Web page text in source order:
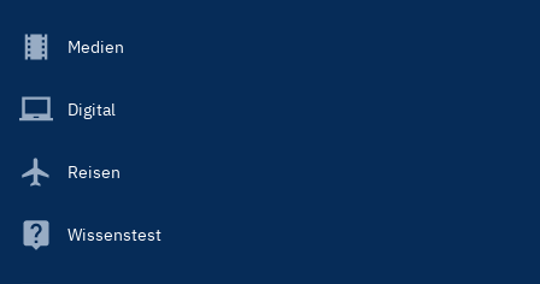
Footer
Main
Medien
Digital
Reisen
Wissenstest